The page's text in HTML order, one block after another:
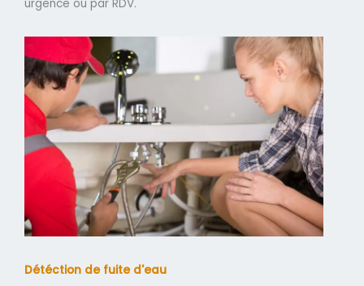
urgence ou par RDV.
Détéction de fuite d'eau